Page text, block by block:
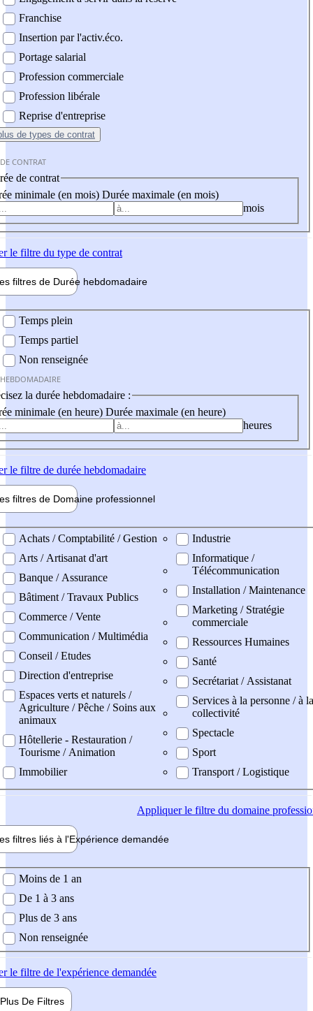
Franchise
Insertion par l'activ.éco.
Portage salarial
Profession commerciale
Profession libérale
Reprise d'entreprise
de types de contrat
CONTRAT
de contrat
minimale (en mois) Durée maximale (en mois)
mois
le filtre du type de contrat
filtres de Durée hebdomadaire
Temps plein
Temps partiel
Non renseignée
la durée hebdomadaire :
minimale (en heure) Durée maximale (en heure)
heures
le filtre de durée hebdomadaire
filtres de Domaine professionnel
professionel
Achats / Comptabilité / Gestion
Arts / Artisanat d'art
Banque / Assurance
Bâtiment / Travaux Publics
Commerce / Vente
Communication / Multimédia
Conseil / Etudes
Direction d'entreprise
Espaces verts et naturels /
Agriculture / Pêche / Soins aux
animaux
Hôtellerie - Restauration /
Tourisme / Animation
Immobilier
Industrie
Informatique /
Télécommunication
Installation / Maintenance
Marketing / Stratégie
commerciale
Ressources Humaines
Santé
Secrétariat / Assistanat
Services à la personne / à la
collectivité
Spectacle
Sport
Transport / Logistique
Appliquerle filtre du domaine
filtres liés à l'Expérience demandée
demandée
Moins de 1 an
De 1 à 3 ans
Plus de 3 ans
Non renseignée
le filtre de l'expérience demandée
Plus De Filtres